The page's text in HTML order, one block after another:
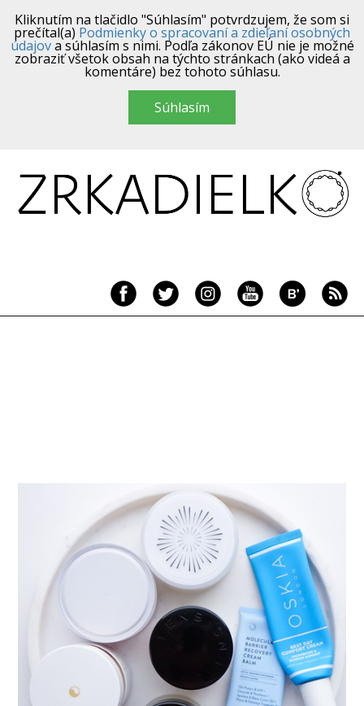
Kliknutím na tlačidlo "Súhlasím" potvrdzujem, že som si
prečítal(a) Podmienky o spracovaní a zdieľaní osobných
údajova súhlasím s nimi. Podľa zákonov EÚ nie je možné
zobraziť všetok obsah na týchto stránkach (ako videá a
komentáre) bez tohoto súhlasu.
Súhlasím